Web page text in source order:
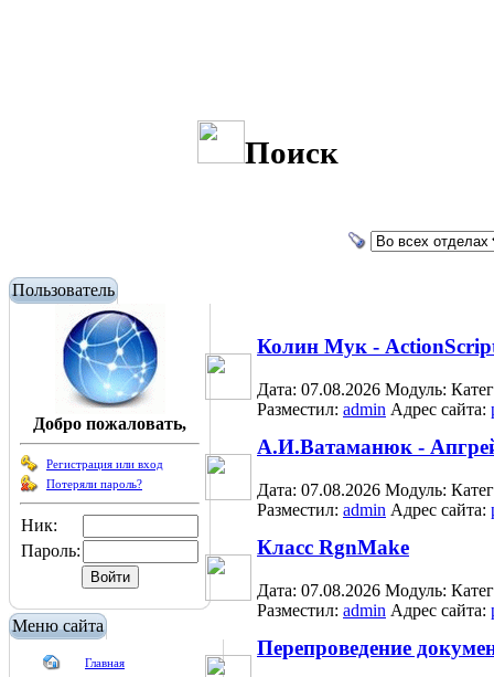
Пользователь
Добро пожаловать,
Регистрация или вход
Потеряли пароль?
Ник:
Пароль:
Меню сайта
Главная
Поиск
Колин Мук -
Дата: 07.08.2026 Модуль:
Разместил: admin Адрес сайта:
А.И.Ватаманюк -
Дата: 07.08.2026 Модуль:
Разместил: admin Адрес сайта:
Класс RgnMake
Дата: 07.08.2026 Модуль:
Разместил: admin Адрес сайта:
Перепроведение